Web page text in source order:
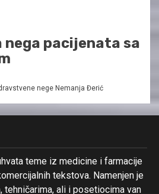
pacijenata sa
nege Nemanja Đerić
teme iz medicine i farmacije
tekstova. Namenjen je
tehničarima, ali i posetiocima van